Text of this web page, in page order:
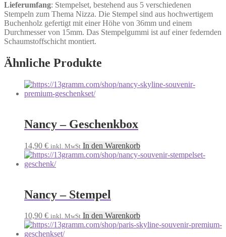
Lieferumfang: Stempelset, bestehend aus 5 verschiedenen
Stempeln zum Thema Nizza. Die Stempel sind aus hochwertigem
Buchenholz gefertigt mit einer Höhe von 36mm und einem
Durchmesser von 15mm. Das Stempelgummi ist auf einer federnden
Schaumstoffschicht montiert.
Ähnliche Produkte
Nancy – Geschenkbox
14,90 € inkl. MwSt In den Warenkorb
Nancy – Stempel
10,90 € inkl. MwSt In den Warenkorb